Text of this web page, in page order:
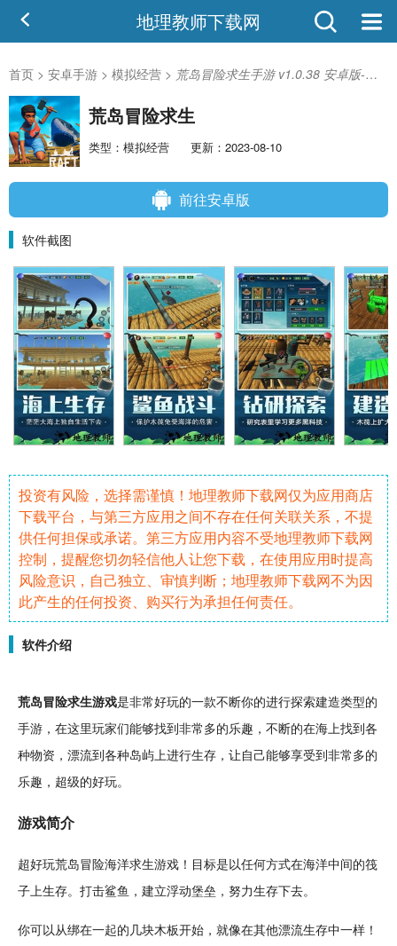
地理教师下载网
首页 > 安卓手游 > 模拟经营 > 荒岛冒险求生手游 v1.0.38 安卓版-手机版下载
荒岛冒险求生
类型：模拟经营 更新：2023-08-10
前往安卓版
软件截图
投资有风险，选择需谨慎！地理教师下载网仅为应用商店
下载平台，与第三方应用之间不存在任何关联关系，不提
供任何担保或承诺。第三方应用内容不受地理教师下载网
控制，提醒您切勿轻信他人让您下载，在使用应用时提高
风险意识，自己独立、审慎判断；地理教师下载网不为因
此产生的任何投资、购买行为承担任何责任。
软件介绍
荒岛冒险求生游戏是非常好玩的一款不断你的进行探索建造类型的
手游 ，在这里玩家们能够找到非常多的乐趣，不断的在海上找到各
种物资，漂流到各种岛屿上进行生存 ，让自己能够享受到非常多的
乐趣，超级的好玩。
游戏简介
超好玩荒岛冒险海洋求生游戏！目标是以任何方式在海洋中间的筏
子上生存。 打击鲨鱼 ，建立浮动堡垒，努力生存下去。
你可以从绑在一起的几块木板开始，就像在其他漂流生存中一样！